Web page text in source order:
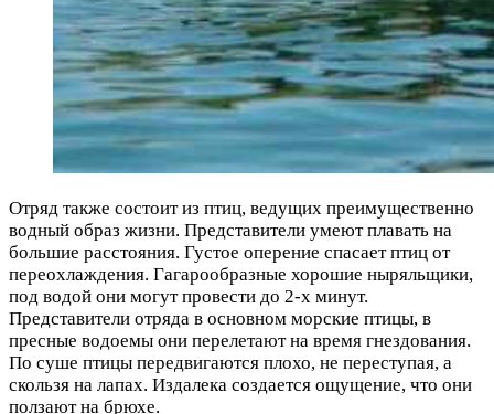
Отряд также состоит из птиц, ведущих преимущественно
водный образ жизни. Представители умеют плавать на
большие расстояния. Густое оперение спасает птиц от
переохлаждения. Гагарообразные хорошие ныряльщики,
под водой они могут провести до 2-х минут.
Представители отряда в основном морские птицы, в
пресные водоемы они перелетают на время гнездования.
По суше птицы передвигаются плохо, не переступая, а
скользя на лапах. Издалека создается ощущение, что они
ползают на брюхе.